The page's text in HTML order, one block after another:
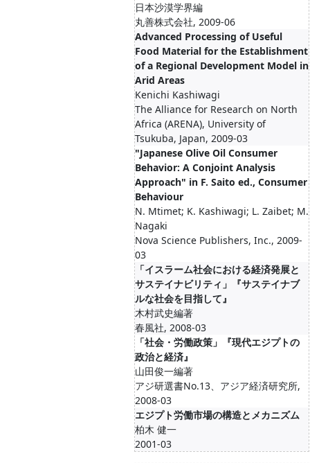
日本沙漠学界編
丸善株式会社, 2009-06
Advanced Processing of Useful
Food Material for the Establishment
of a Regional Development Model in
Arid Areas
Kenichi Kashiwagi
The Alliance for Research on North
Africa (ARENA), University of
Tsukuba, Japan, 2009-03
"Japanese Olive Oil Consumer
Behavior: A Conjoint Analysis
Approach" in F. Saito ed., Consumer
Behaviour
N. Mtimet; K. Kashiwagi; L. Zaibet; M.
Nagaki
Nova Science Publishers, Inc., 2009-
03
「イスラーム社会における経済発展と
サステイナビリティ」『サステイナブ
ルな社会を目指して』
木村武史編著
春風社, 2008-03
「社会・労働政策」『現代エジプトの
政治と経済』
山田俊一編著
アジ研選書No.13、アジア経済研究所,
2008-03
エジプト労働市場の構造とメカニズム
柏木 健一
2001-03